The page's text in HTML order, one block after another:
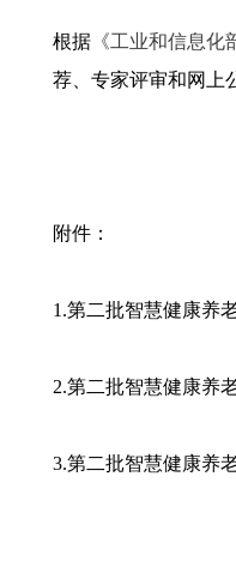
根据《工业和信息化
荐、专家评审和网上
附件：
1.第二批智慧健康养
2.第二批智慧健康养
3.第二批智慧健康养